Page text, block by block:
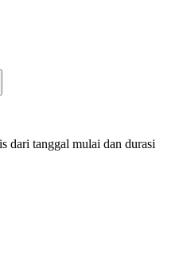
dari tanggal mulai dan durasi